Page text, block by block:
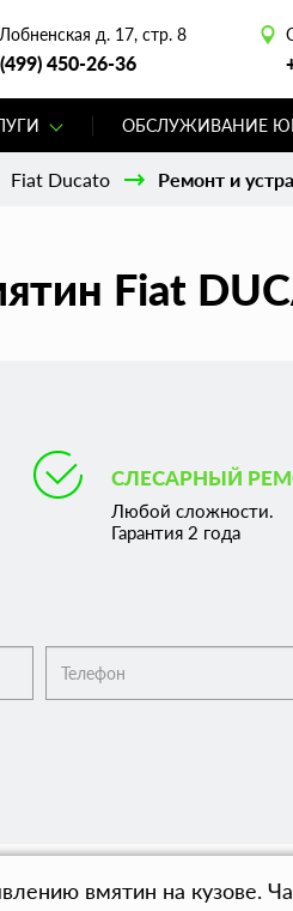
д. 17, стр. 8
450-26-36
ОБСЛУЖИВАНИЕ
Fiat Ducato Ремонт и
Fiat
СЛЕСАРНЫЙ
Любой сложности.
Гарантия 2 года
вмятин на кузове.